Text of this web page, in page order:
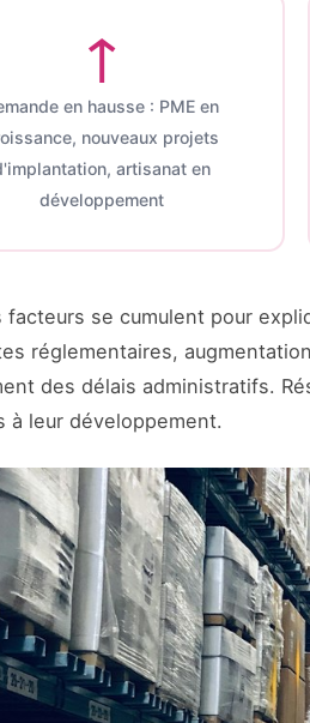
↑
en hausse : PME en
nouveaux projets
artisanat en
développement
facteurs se cumulent pour
réglementaires,
des délais administratifs.
à leur développement.